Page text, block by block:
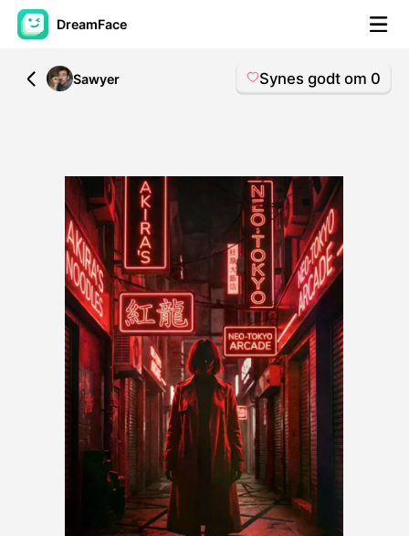
DreamFace
AI-værktøjer
AI video
Foto:
Andre værktøjer
Se alle værktøjer
Skabeloner
Avatar video
All
Sawyer Synes godt om 0